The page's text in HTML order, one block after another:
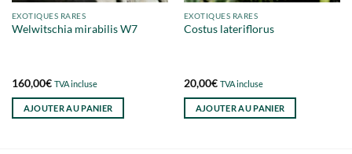
EXOTIQUES RARES
Welwitschia mirabilis W7
160,00€ TVA incluse
AJOUTER AU PANIER
EXOTIQUES RARES
Costus lateriflorus
20,00€ TVA incluse
AJOUTER AU PANIER